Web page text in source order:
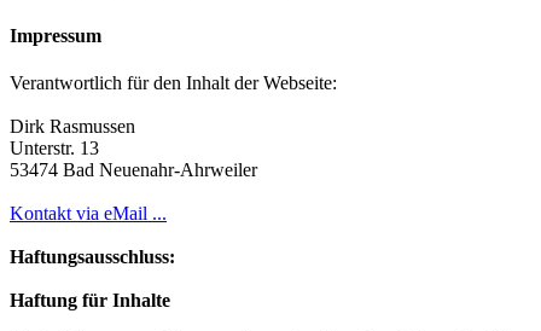
Impressum
Verantwortlich für den Inhalt der Webseite:
Dirk Rasmussen
Unterstr. 13
53474 Bad Neuenahr-Ahrweiler
Kontakt via eMail ...
Haftungsausschluss:
Haftung für Inhalte